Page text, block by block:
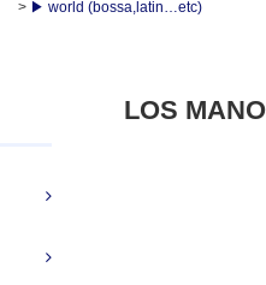
> ▶ world (bossa,latin…etc)
LOS